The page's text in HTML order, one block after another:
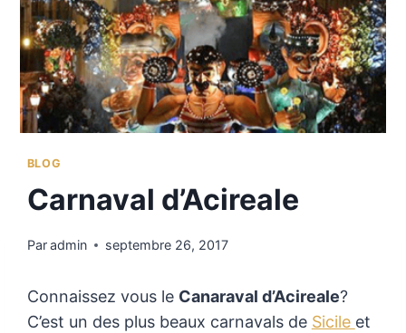
BLOG
Carnaval d’Acireale
Paradmin septembre 26, 2017
Connaissez vous le Canaraval d’Acireale?
C’est un des plus beaux carnavals de Sicile et